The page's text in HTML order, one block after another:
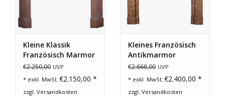
Kleine Klassik
Französisch Marmor
Stein Kamin
Verkleidung
€2.250,00 UVP
€2.150,00 *
* exkl. MwSt.
zzgl. Versandkosten
Kleines Französisch
Antikmarmor
Kaminmaske
€2.668,00 UVP
€2.400,00 *
* exkl. MwSt.
zzgl. Versandkosten